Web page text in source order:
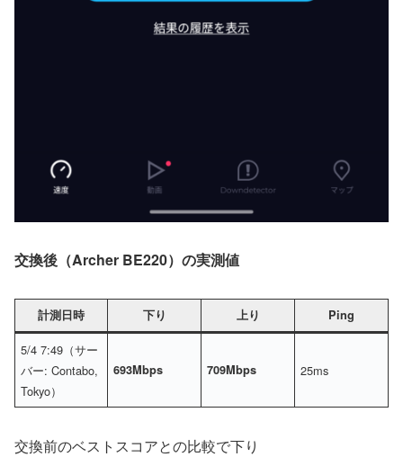
交換後（Archer BE220）の実測値
計測日時 下り 上り Ping
5/4 7:49（サー
バー: Contabo,
Tokyo）
693Mbps 709Mbps 25ms
交換前のベストスコアとの比較で下り